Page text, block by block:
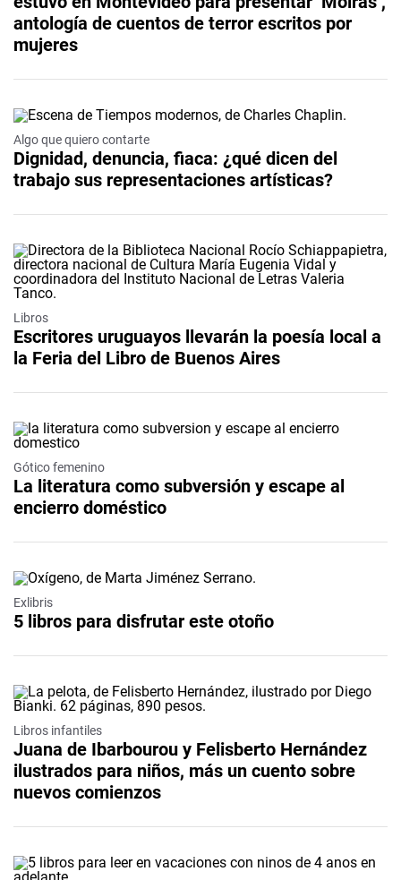
antología de cuentos de terror escritos por
mujeres
Algo que quiero contarte
Dignidad, denuncia, fiaca: ¿qué dicen del
trabajo sus representaciones artísticas?
Libros
Escritores uruguayos llevarán la poesía local a
la Feria del Libro de Buenos Aires
Gótico femenino
La literatura como subversión y escape al
encierro doméstico
Exlibris
5 libros para disfrutar este otoño
Libros infantiles
Juana de Ibarbourou y Felisberto Hernández
ilustrados para niños, más un cuento sobre
nuevos comienzos